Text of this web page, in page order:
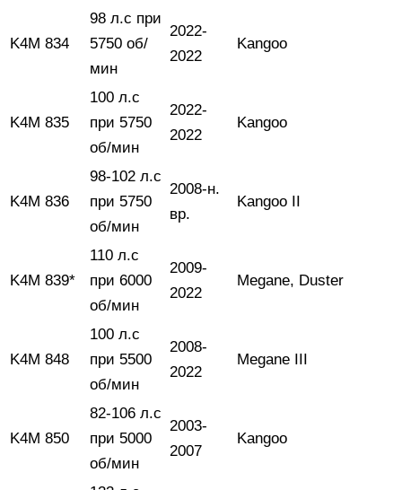
K4M 834
98 л.с при
5750 об/
мин
2022-
2022
Kangoo
K4M 835
100 л.с
при 5750
об/мин
2022-
2022
Kangoo
K4M 836
98-102 л.с
при 5750
об/мин
2008-н.
вр.
Kangoo II
K4M 839*
110 л.с
при 6000
об/мин
2009-
2022
Megane, Duster
K4M 848
100 л.с
при 5500
об/мин
2008-
2022
Megane III
K4M 850
82-106 л.с
при 5000
об/мин
2003-
2007
Kangoo